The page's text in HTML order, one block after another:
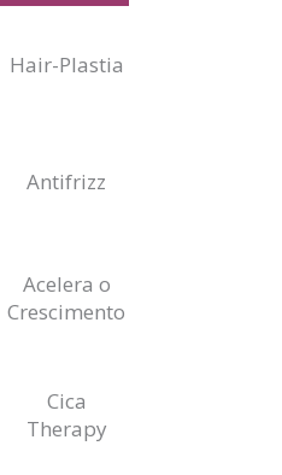
Hair-Plastia
Antifrizz
Acelera o
Crescimento
Cica
Therapy